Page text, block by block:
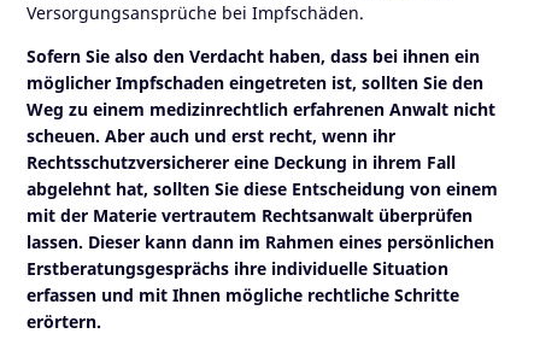
Versorgungsansprüche bei Impfschäden.
Sofern Sie also den Verdacht haben, dass bei ihnen ein
möglicher Impfschaden eingetreten ist, sollten Sie den
Weg zu einem medizinrechtlich erfahrenen Anwalt nicht
scheuen. Aber auch und erst recht, wenn ihr
Rechtsschutzversicherer eine Deckung in ihrem Fall
abgelehnt hat, sollten Sie diese Entscheidung von einem
mit der Materie vertrautem Rechtsanwalt überprüfen
lassen. Dieser kann dann im Rahmen eines persönlichen
Erstberatungsgesprächs ihre individuelle Situation
erfassen und mit Ihnen mögliche rechtliche Schritte
erörtern.